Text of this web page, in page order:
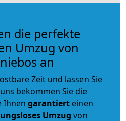
die perfekte
Umzug von
an
Zeit und lassen Sie
bekommen Sie die
Ihnen garantiert einen
Umzug von